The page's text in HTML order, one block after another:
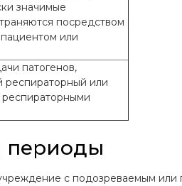
значимые
посредством
или
патогенов,
респираторный или
периоды
с подозреваемым